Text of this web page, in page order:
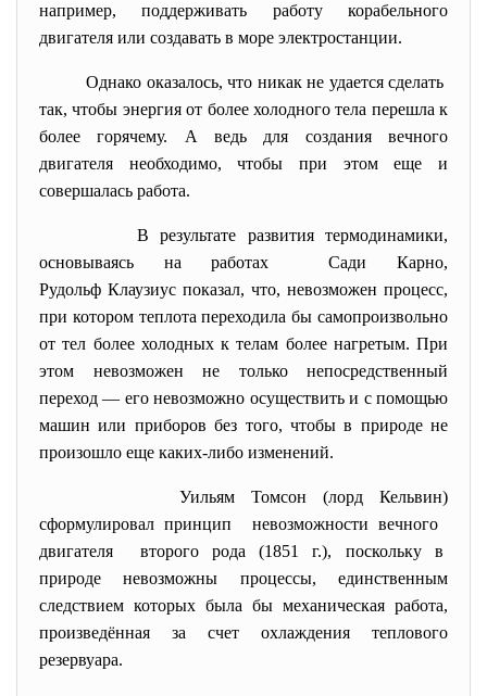
например, поддерживать работу корабельного
двигателя или создавать в море электростанции.
Однако оказалось, что никак не удается сделать
так, чтобы энергия от более холодного тела перешла к
более горячему. А ведь для создания вечного
двигателя необходимо, чтобы при этом еще и
совершалась работа.
В результате развития термодинамики,
основываясь на работах Сади Карно,
Рудольф Клаузиус показал, что, невозможен процесс,
при котором теплота переходила бы самопроизвольно
от тел более холодных к телам более нагретым. При
этом невозможен не только непосредственный
переход — его невозможно осуществить и с помощью
машин или приборов без того, чтобы в природе не
произошло еще каких-либо изменений.
Уильям Томсон (лорд Кельвин)
сформулировал принцип невозможности вечного
двигателя второго рода (1851 г.), поскольку в
природе невозможны процессы, единственным
следствием которых была бы механическая работа,
произведённая за счет охлаждения теплового
резервуара.